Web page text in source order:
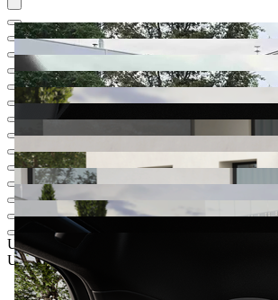
UAH 3 365 545,19
UAH 3 054 898,39